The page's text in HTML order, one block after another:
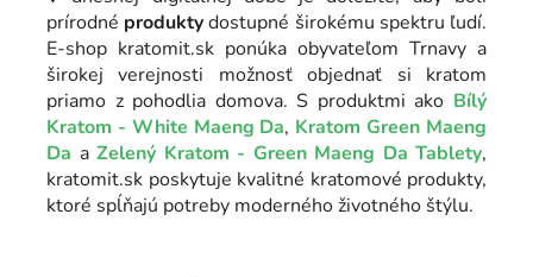
prírodné produktydostupné širokému spektru ľudí.
E-shop kratomit.sk ponúka obyvateľom Trnavy a
širokej verejnosti možnosť objednať si kratom
priamo z pohodlia domova. S produktmi ako Bílý
Kratom - White Maeng Da, Kratom Green Maeng
Da a Zelený Kratom - Green Maeng Da Tablety,
kratomit.sk poskytuje kvalitné kratomové produkty,
ktoré spĺňajú potreby moderného životného štýlu.